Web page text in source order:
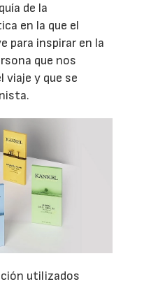
de la
en la que el
para inspirar en la
que nos
y que se
utilizados